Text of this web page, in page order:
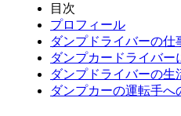
目次
プロフィール
ダンプドライバーの仕
ダンプカードライバー
ダンプドライバーの生
ダンプカーの運転手